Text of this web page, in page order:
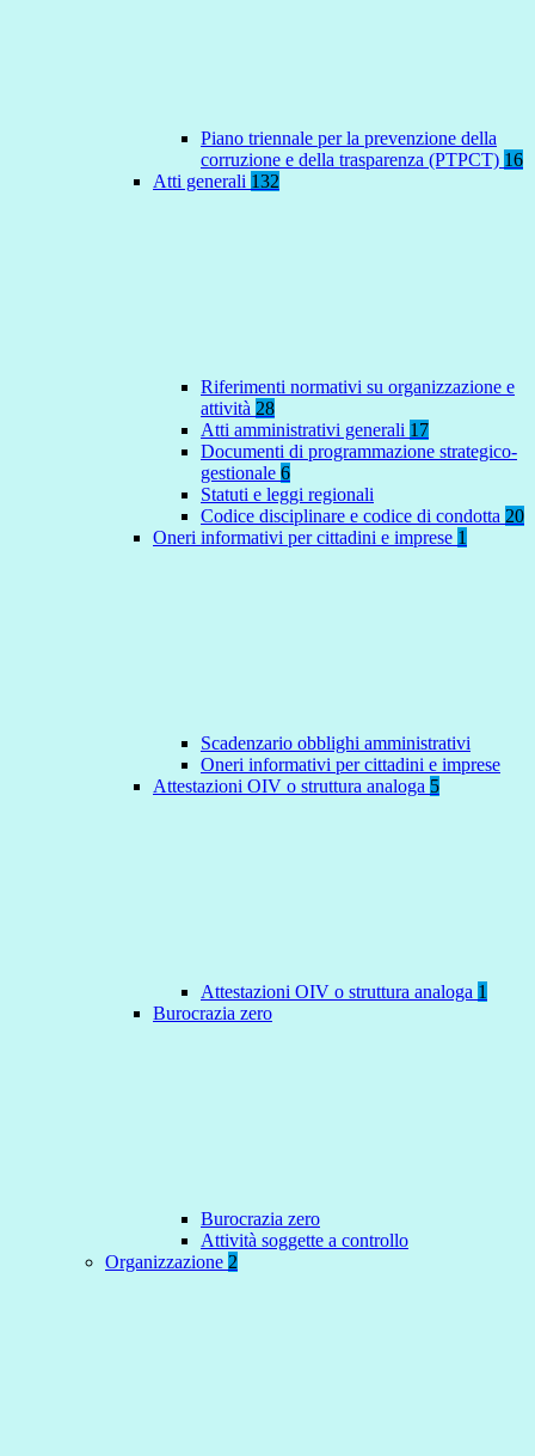
Piano triennale per la prevenzione della
corruzione e della trasparenza (PTPCT) 16
Atti generali 132
Riferimenti normativi su organizzazione e
attività 28
Atti amministrativi generali 17
Documenti di programmazione strategico-
gestionale 6
Statuti e leggi regionali
Codice disciplinare e codice di condotta 20
Oneri informativi per cittadini e imprese 1
Scadenzario obblighi amministrativi
Oneri informativi per cittadini e imprese
Attestazioni OIV o struttura analoga 5
Attestazioni OIV o struttura analoga 1
Burocrazia zero
Burocrazia zero
Attività soggette a controllo
Organizzazione 2